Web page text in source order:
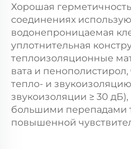
Хорошая
соединениях
водонепроницаемая
уплотнительная
теплоизоляционные
вата и
тепло- и
звукоизоляции ≥ 30
большими перепадами
повышенной